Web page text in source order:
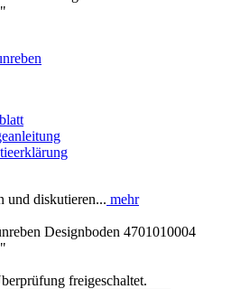
und diskutieren... mehr
Designboden 4701010004
freigeschaltet.